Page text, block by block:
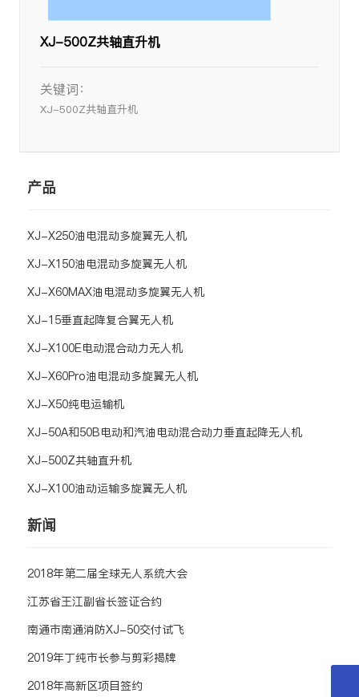
XJ-500Z共轴直升机
关键词：
XJ-500Z共轴直升机
产品
XJ-X250油电混动多旋翼无人机
XJ-X150油电混动多旋翼无人机
XJ-X60MAX油电混动多旋翼无人机
XJ-15垂直起降复合翼无人机
XJ-X100E电动混合动力无人机
XJ-X60Pro油电混动多旋翼无人机
XJ-X50纯电运输机
XJ-50A和50B电动和汽油电动混合动力垂直起降无人机
XJ-500Z共轴直升机
XJ-X100油动运输多旋翼无人机
新闻
2018年第二届全球无人系统大会
江苏省王江副省长签证合约
南通市南通消防XJ-50交付试飞
2019年丁纯市长参与剪彩揭牌
2018年高新区项目签约